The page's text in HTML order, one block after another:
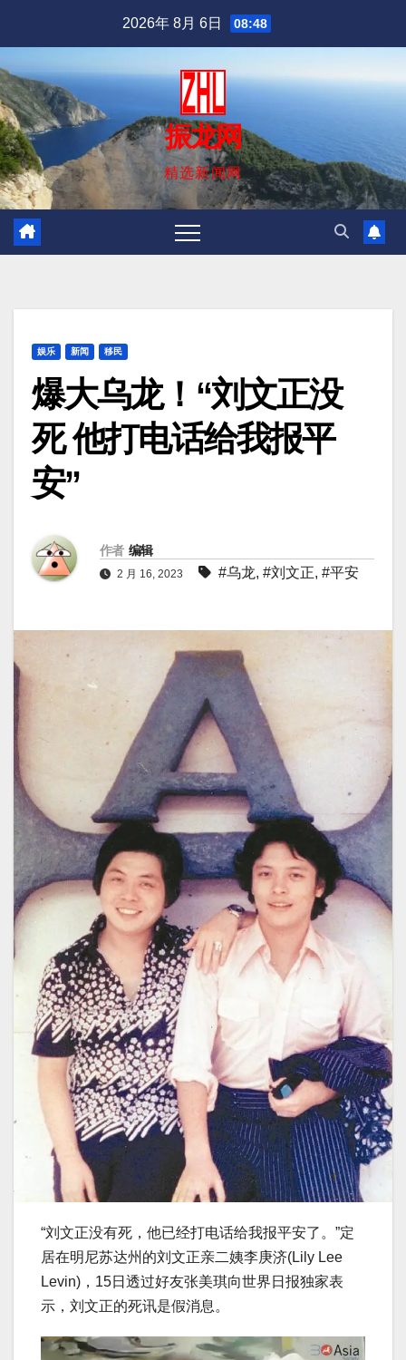
内
容
2026年 8月 6日 08:48
振龙网
精选新闻网
娱乐 新闻 移民
爆大乌龙！“刘文正没
死 他打电话给我报平
安”
作者 编辑
2 月 16, 2023 #乌龙, #刘文正, #平安
“刘文正没有死，他已经打电话给我报平安了。”定
居在明尼苏达州的刘文正亲二姨李庚济(Lily Lee
Levin)，15日透过好友张美琪向世界日报独家表
示，刘文正的死讯是假消息。